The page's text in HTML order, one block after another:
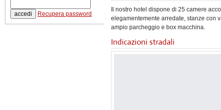
Recupera password
Il nostro hotel dispone di 25 camere
elegamentemente arredate, stanze con
ampio parcheggio e box macchina.
Indicazioni stradali